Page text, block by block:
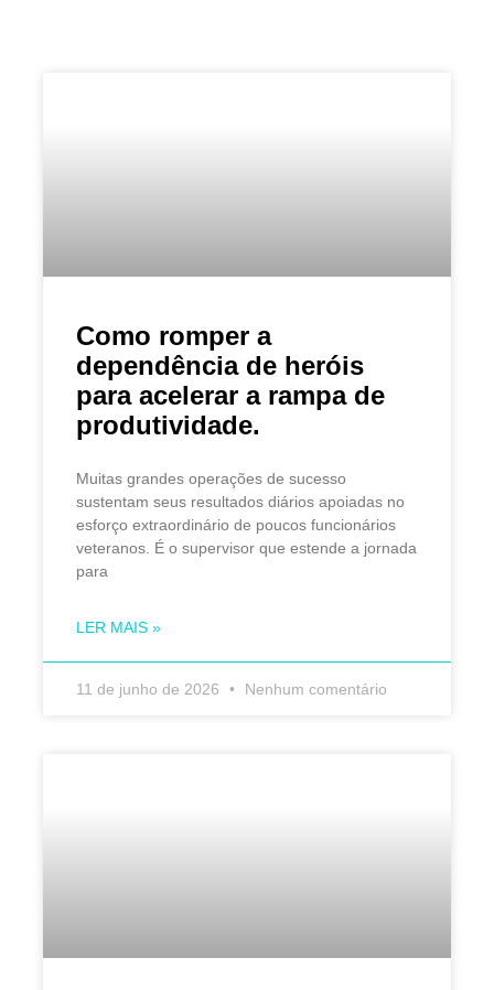
Como romper a
dependência de heróis
para acelerar a rampa de
produtividade.
Muitas grandes operações de sucesso
sustentam seus resultados diários apoiadas no
esforço extraordinário de poucos funcionários
veteranos. É o supervisor que estende a jornada
para
LER MAIS »
11 de junho de 2026 Nenhum comentário